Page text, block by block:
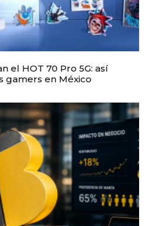
el HOT 70 Pro 5G: así
gamers en México